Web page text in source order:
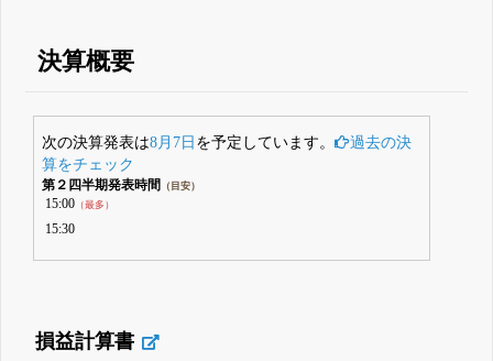
決算概要
次の決算発表は8月7日 を予定しています。
過去の決
算をチェック
第２四半期発表時間 （目安）
15:00（最多）
15:30
損益計算書